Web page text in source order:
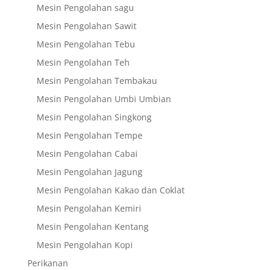
Mesin Pengolahan sagu
Mesin Pengolahan Sawit
Mesin Pengolahan Tebu
Mesin Pengolahan Teh
Mesin Pengolahan Tembakau
Mesin Pengolahan Umbi Umbian
Mesin Pengolahan Singkong
Mesin Pengolahan Tempe
Mesin Pengolahan Cabai
Mesin Pengolahan Jagung
Mesin Pengolahan Kakao dan Coklat
Mesin Pengolahan Kemiri
Mesin Pengolahan Kentang
Mesin Pengolahan Kopi
Perikanan